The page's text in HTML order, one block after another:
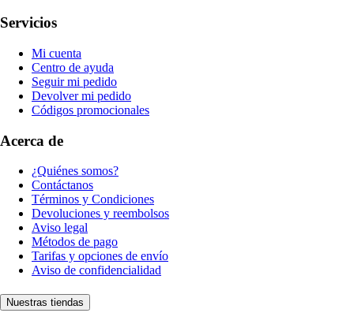
Servicios
Mi cuenta
Centro de ayuda
Seguir mi pedido
Devolver mi pedido
Códigos promocionales
Acerca de
¿Quiénes somos?
Contáctanos
Términos y Condiciones
Devoluciones y reembolsos
Aviso legal
Métodos de pago
Tarifas y opciones de envío
Aviso de confidencialidad
Nuestras tiendas